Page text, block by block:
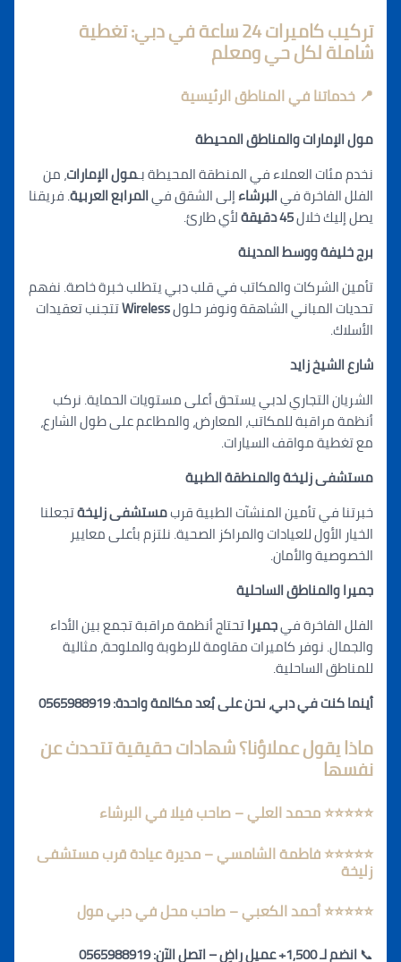
تركيب كاميرات 24 ساعة في دبي: تغطية
شاملة لكل حي ومعلم
📍 خدماتنا في المناطق الرئيسية
مول الإمارات والمناطق المحيطة
نخدم مئات العملاء في المنطقة المحيطة بـمول الإمارات، من
الفلل الفاخرة فيالبرشاءإلى الشقق فيالمرابع العربية. فريقنا
يصل إليك خلال45 دقيقة
لأي طارئ.
برج خليفة ووسط المدينة
تأمين الشركات والمكاتب في قلب دبي يتطلب خبرة خاصة. نفهم
تحديات المباني الشاهقة ونوفر حلولWirelessتتجنب تعقيدات
الأسلاك.
شارع الشيخ زايد
الشريان التجاري لدبي يستحق أعلى مستويات الحماية. نركب
أنظمة مراقبة للمكاتب، المعارض، والمطاعم على طول الشارع،
مع تغطية مواقف السيارات.
مستشفى زليخة والمنطقة الطبية
خبرتنا في تأمين المنشآت الطبية قربمستشفى زليخةتجعلنا
الخيار الأول للعيادات والمراكز الصحية. نلتزم بأعلى معايير
الخصوصية والأمان.
جميرا والمناطق الساحلية
الفلل الفاخرة فيجميراتحتاج أنظمة مراقبة تجمع بين الأداء
والجمال. نوفر كاميرات مقاومة للرطوبة والملوحة، مثالية
للمناطق الساحلية.
أينما كنت في دبي، نحن على بُعد مكالمة واحدة: 0565988919
ماذا يقول عملاؤنا؟ شهادات حقيقية تتحدث عن
نفسها
⭐⭐⭐⭐⭐ محمد العلي – صاحب فيلا في البرشاء
⭐⭐⭐⭐⭐ فاطمة الشامسي – مديرة عيادة قرب مستشفى
زليخة
⭐⭐⭐⭐⭐ أحمد الكعبي – صاحب محل في دبي مول
انضم لـ 1,500+ عميل راضٍ – اتصل الآن: 0565988919